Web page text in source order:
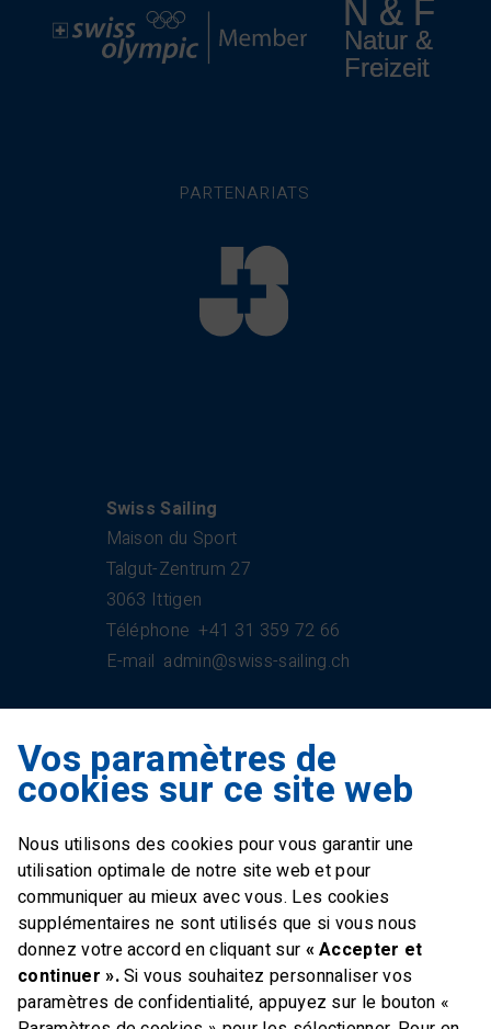
PARTENARIATS
Swiss Sailing
Maison du Sport
Talgut-Zentrum 27
3063 Ittigen
Téléphone +41 31 359 72 66
E-mail admin@swiss-sailing.ch
Swiss Sailing Team
Industriestrasse 51
E-mail office@swiss-sailing-
team.ch
FOLLOW US ON
Vos paramètres de
cookies sur ce site web
Nous utilisons des cookies pour vous garantir une
utilisation optimale de notre site web et pour
communiquer au mieux avec vous. Les cookies
supplémentaires ne sont utilisés que si vous nous
donnez votre accord en cliquant sur « Accepter et
continuer ».Si vous souhaitez personnaliser vos
paramètres de confidentialité, appuyez sur le bouton «